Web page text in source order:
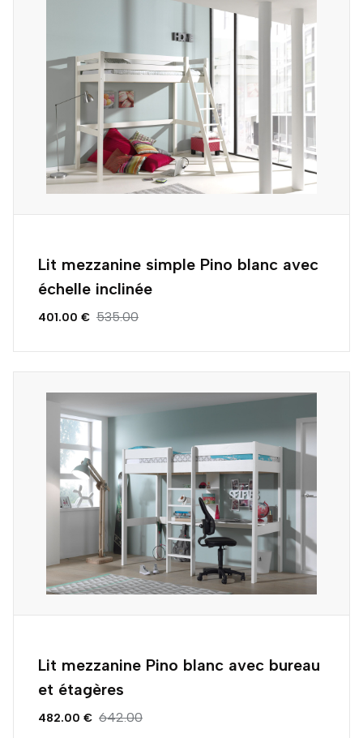
Lit mezzanine simple Pino blanc avec
échelle inclinée
401.00 € 535.00
Lit mezzanine Pino blanc avec bureau
et étagères
482.00 € 642.00